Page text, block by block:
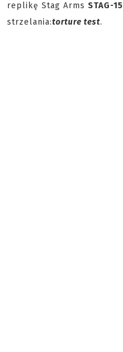
replikę Stag Arms STAG-15
strzelania:torture test.